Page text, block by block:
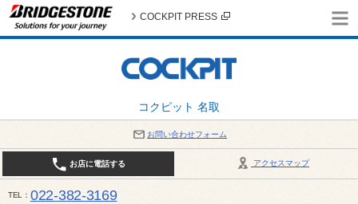
コクピット 名取
COCKPIT PRESS
お問い合わせフォーム
アクセスマップ
お店に電話する
TEL 022-382-3169